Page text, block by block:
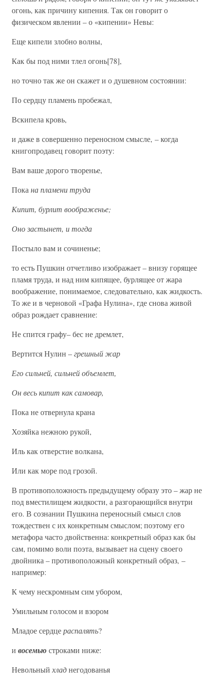
огонь, как причину кипения. Так он говорит о
физическом явлении – о «кипении» Невы:
Еще кипели злобно волны,
Как бы под ними тлел огонь[78],
но точно так же он скажет и о душевном состоянии:
По сердцу пламень пробежал,
Вскипела кровь,
и даже в совершенно переносном смысле, – когда
книгопродавец говорит поэту:
Вам ваше дорого творенье,
Пока на пламени труда
Кипит, бурлит воображенье;
Оно застынет, и тогда
Постыло вам и сочиненье;
то есть Пушкин отчетливо изображает – внизу горящее
пламя труда, и над ним кипящее, бурлящее от жара
воображение, понимаемое, следовательно, как жидкость.
То же и в черновой «Графа Нулина», где снова живой
образ рождает сравнение:
Не спится графу– бес не дремлет,
Вертится Нулин –грешный жар
Его сильней, сильней объемлет,
Он весь кипит как самовар,
Пока не отвернула крана
Хозяйка нежною рукой,
Иль как отверстие волкана,
Или как море под грозой.
В противоположность предыдущему образу это – жар не
под вместилищем жидкости, а разгорающийся внутри
его. В сознании Пушкина переносный смысл слов
тождествен с их конкретным смыслом; поэтому его
метафора часто двойственна: конкретный образ как бы
сам, помимо воли поэта, вызывает на сцену своего
двойника – противоположный конкретный образ, –
например:
К чему нескромным сим убором,
Умильным голосом и взором
Младое сердцераспалять?
и восемью строками ниже:
Невольный хладнегодованья